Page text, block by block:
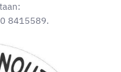
8415589.